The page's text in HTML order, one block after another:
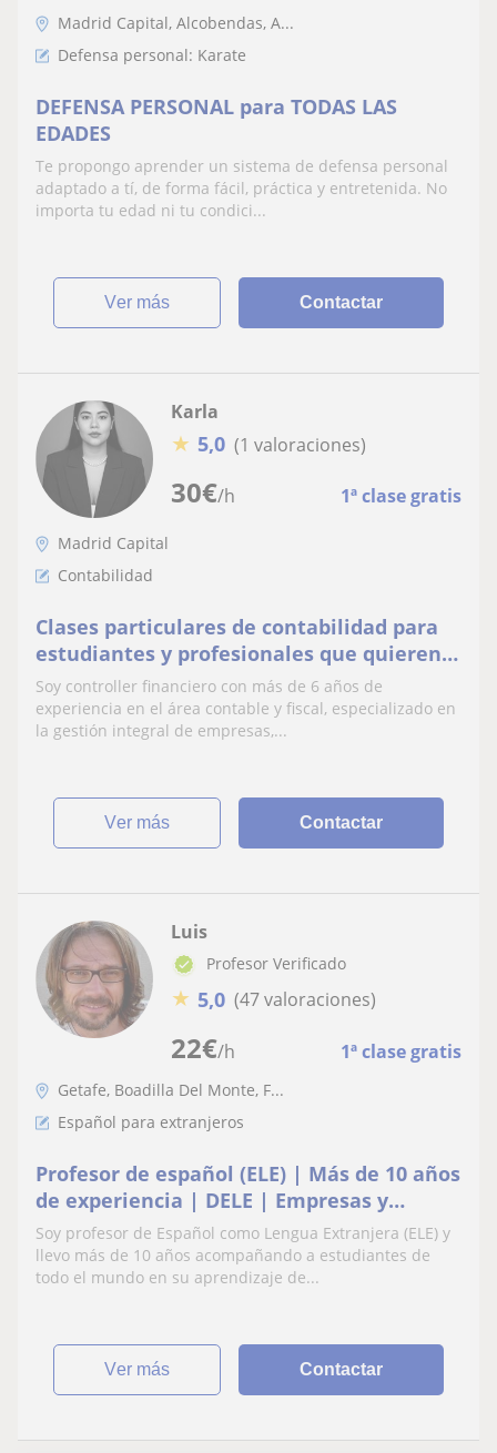
Madrid Capital, Alcobendas, A...
Defensa personal: Karate
DEFENSA PERSONAL para TODAS LAS
EDADES
Te propongo aprender un sistema de defensa personal
adaptado a tí, de forma fácil, práctica y entretenida. No
importa tu edad ni tu condici...
ver más Contactar
30€/h 1ª clase gratis
Karla
★ 5,0 (1 valoraciones)
Madrid Capital
Contabilidad
Clases particulares de contabilidad para
estudiantes y profesionales que quieren
mejorar sus finanzas
Soy controller financiero con más de 6 años de
experiencia en el área contable y fiscal, especializado en
la gestión integral de empresas,...
ver más Contactar
22€/h 1ª clase gratis
Luis
Profesor Verificado
★ 5,0 (47 valoraciones)
Getafe, Boadilla Del Monte, F...
Español para extranjeros
Profesor de español (ELE) | Más de 10 años
de experiencia | DELE | Empresas y
Expatriados
Soy profesor de Español como Lengua Extranjera (ELE) y
llevo más de 10 años acompañando a estudiantes de
todo el mundo en su aprendizaje de...
ver más Contactar